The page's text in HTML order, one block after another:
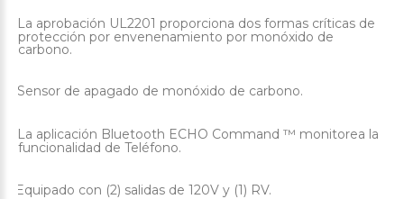
La aprobación UL2201 proporciona dos formas críticas de
protección por envenenamiento por monóxido de
carbono.
Sensor de apagado de monóxido de carbono.
La aplicación Bluetooth ECHO Command ™ monitorea la
funcionalidad de Teléfono.
Equipado con (2) salidas de 120V y (1) RV.